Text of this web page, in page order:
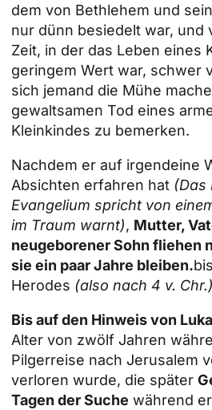
dem von Bethlehem und
nur dünn besiedelt war, und
Zeit, in der das Leben eines
geringem Wert war, schwer
sich jemand die Mühe
gewaltsamen Tod eines
Kleinkindes zu bemerken.
Nachdem er auf irgendeine
Absichten erfahren hat (Das
Evangelium spricht von
im Traum warnt), Mutter,
neugeborener Sohn fliehen
sie ein paar Jahre bleiben.
Herodes (also nach 4 v.
Bis auf den Hinweis von
Alter von zwölf Jahren
Pilgerreise nach Jerusalem
verloren wurde, die später
Tagen der Suche während